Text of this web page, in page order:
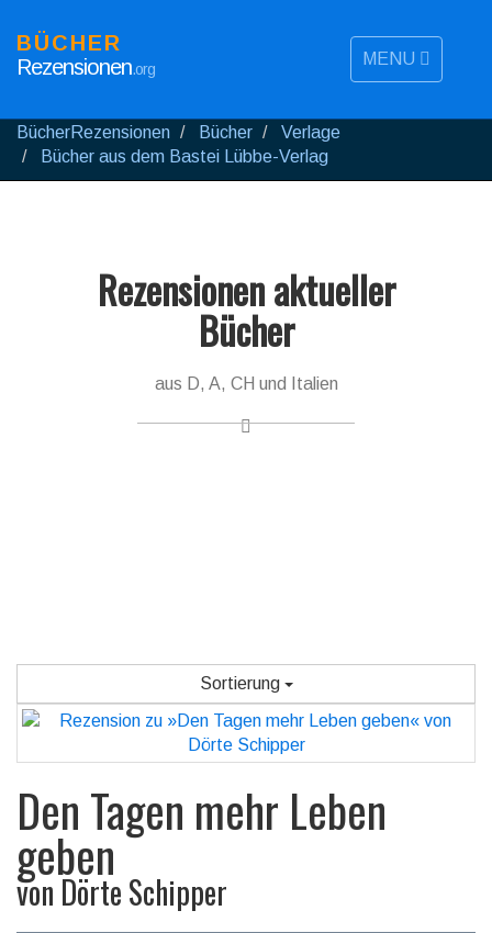
MENU
BÜCHER
Rezensionen.org
BücherRezensionen Bücher
Verlage
Bücher aus dem Bastei Lübbe-Verlag
Rezensionen aktueller
Bücher
aus D, A, CH und Italien
Sortierung
Den Tagen mehr Leben
geben
von Dörte Schipper